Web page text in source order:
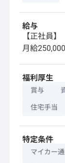
給与
【正社員】
月給
福利厚生
賞与
住宅手当
特定条件
マイカー